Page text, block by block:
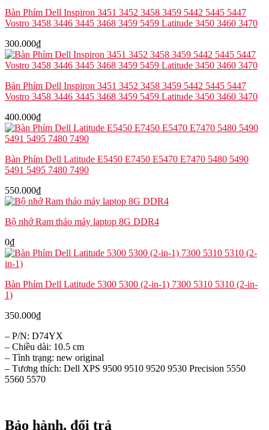
5560
5570
lượng
Bàn Phím Dell Inspiron 3451 3452 3458 3459 5442 5445 5447
Vostro 3458 3446 3445 3468 3459 5459 Latitude 3450 3460 3470
300.000₫
Bàn Phím Dell Inspiron 3451 3452 3458 3459 5442 5445 5447
Vostro 3458 3446 3445 3468 3459 5459 Latitude 3450 3460 3470
400.000₫
Bàn Phím Dell Latitude E5450 E7450 E5470 E7470 5480 5490
5491 5495 7480 7490
550.000₫
Bộ nhớ Ram tháo máy laptop 8G DDR4
0₫
Bàn Phím Dell Latitude 5300 5300 (2-in-1) 7300 5310 5310 (2-in-
1)
350.000₫
– P/N: D74YX
– Chiều dài: 10.5 cm
– Tình trạng: new original
– Tương thích: Dell XPS 9500 9510 9520 9530 Precision 5550
5560 5570
Bảo hành, đổi trả